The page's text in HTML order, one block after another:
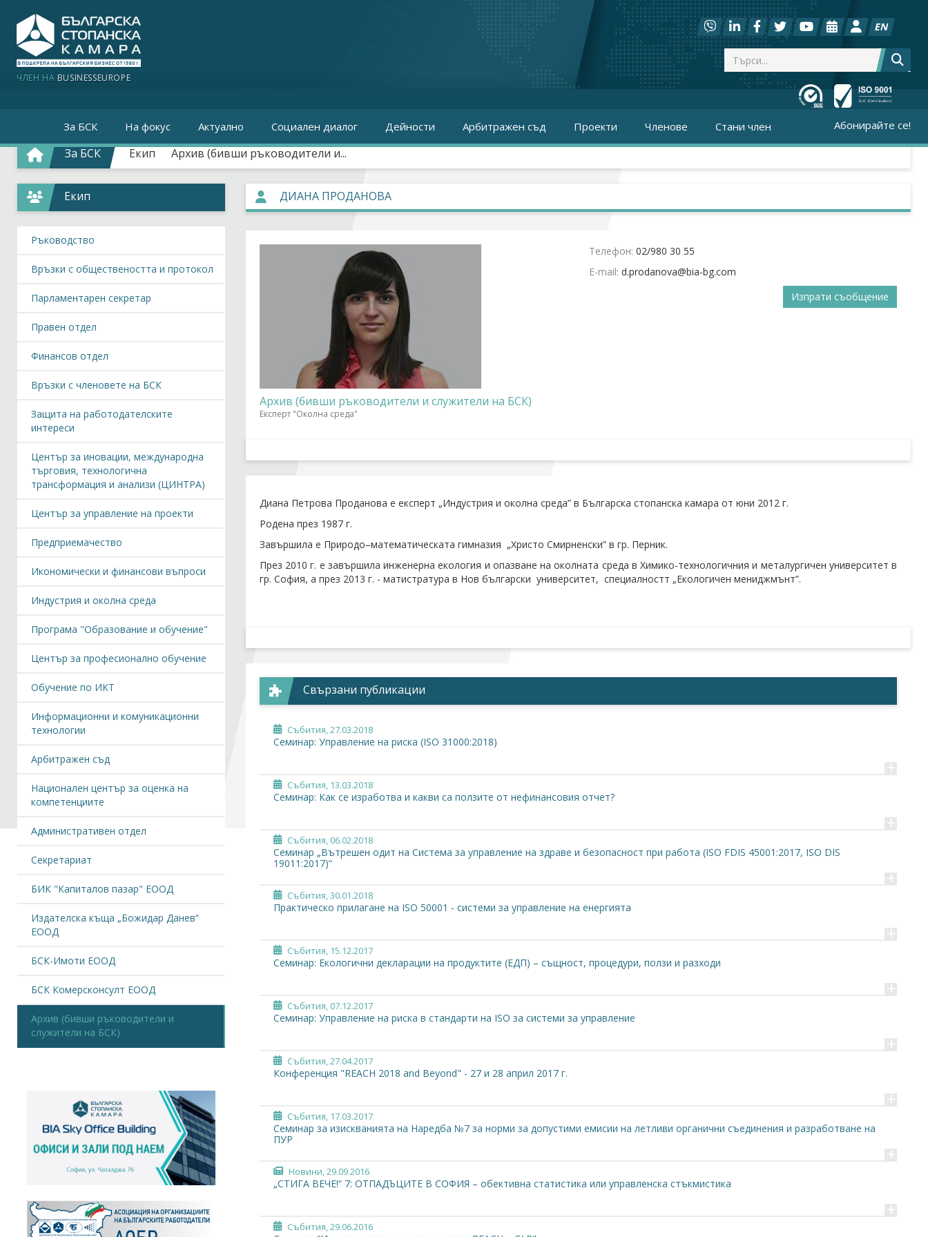
ЧЛЕН НА BUSINESSEUROPE
EN
За БСК На фокус Актуално Социален диалог Дейности Арбитражен съд Проекти Членове Стани член Абонирайте се!
За БСК Екип Архив (бивши ръководители и...
ДИАНА ПРОДАНОВА
Архив (бивши ръководители и служители на БСК)
Експерт "Околна среда"
Телефон: 02/980 30 55
E-mail:
Изпрати съобщение
Диана Петрова Проданова e експерт „Индустрия и околна среда” в Българска стопанска камара от юни 2012 г.
Родена през 1987 г.
Завършила е Природо–математическата гимназия „Христо Смирненски” в гр. Перник.
През 2010 г. е завършила инженерна екология и опазване на околната среда в Химико-технологичния и металургичен университет в
гр. София, а през 2013 г. - матистратура в Нов български университет, специалностт „Екологичен мениджмънт”.
Свързани публикации
Събития, 27.03.2018
Семинар: Управление на риска (ISO 31000:2018)
+
Събития, 13.03.2018
Семинар: Как се изработва и какви са ползите от нефинансовия отчет?
+
Събития, 06.02.2018
Семинар „Вътрешен одит на Система за управление на здраве и безопасност при работа (ISO FDIS 45001:2017, ISO DIS
19011:2017)“
+
Събития, 30.01.2018
Практическо прилагане на ISO 50001 - системи за управление на енергията
+
Събития, 15.12.2017
Семинар: Екологични декларации на продуктите (ЕДП) – същност, процедури, ползи и разходи
+
Събития, 07.12.2017
Семинар: Управление на риска в стандарти на ISO за системи за управление
+
Събития, 27.04.2017
Конференция "REACH 2018 and Beyond" - 27 и 28 април 2017 г.
+
Събития, 17.03.2017
Семинар за изискванията на Наредба №7 за норми за допустими емисии на летливи органични съединения и разработване на
ПУР
+
Новини, 29.09.2016
„СТИГА ВЕЧЕ!“ 7: ОТПАДЪЦИТЕ В СОФИЯ – обективна статистика или управленска стъкмистика
+
Събития, 29.06.2016
Екип
Ръководство
Връзки с обществеността и протокол
Парламентарен секретар
Правен отдел
Финансов отдел
Връзки с членовете на БСК
Защита на работодателските
интереси
Център за иновации, международна
търговия, технологична
трансформация и анализи (ЦИНТРА)
Център за управление на проекти
Предприемачество
Икономически и финансови въпроси
Индустрия и околна среда
Програма "Образование и обучение"
Център за професионално обучение
Обучение по ИКТ
Информационни и комуникационни
технологии
Арбитражен съд
Национален център за оценка на
компетенциите
Административен отдел
Секретариат
БИК "Капиталов пазар" ЕООД
Издателска къща „Божидар Данев“
ЕООД
БСК-Имоти ЕООД
БСК Комерсконсулт ЕООД
Архив (бивши ръководители и
служители на БСК)